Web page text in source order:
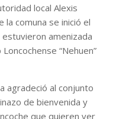
local Alexis
la comuna se inició el
amenizada
“Nehuen”
agradeció al conjunto
de bienvenida y
que quieren ver